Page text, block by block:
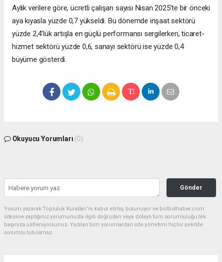
Aylık verilere göre, ücretli çalışan sayısı Nisan 2025’te bir önceki
aya kıyasla yüzde 0,7 yükseldi. Bu dönemde inşaat sektörü
yüzde 2,4’lük artışla en güçlü performansı sergilerken, ticaret-
hizmet sektörü yüzde 0,6, sanayi sektörü ise yüzde 0,4
büyüme gösterdi.
Okuyucu Yorumları (0)
Gönder
Yorum yazarak Topluluk Kuralları’nı kabul etmiş bulunuyor ve bolbolhaber.com
sitesine yaptığınız yorumunuzla ilgili doğrudan veya dolaylı tüm sorumluluğu tek
başınıza üstleniyorsunuz. Yazılan tüm yorumlardan site yönetimi hiçbir şekilde
sorumlu tutulamaz.